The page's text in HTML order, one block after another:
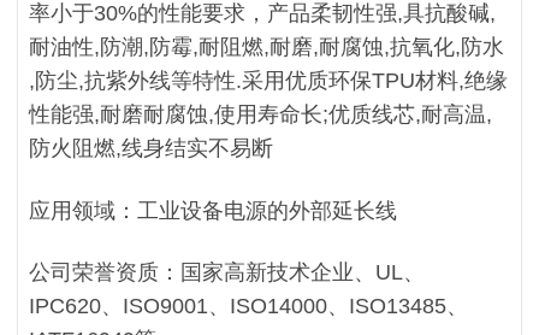
率小于30%的性能要求，产品柔韧性强,具抗酸碱,
耐油性,防潮,防霉,耐阻燃,耐磨,耐腐蚀,抗氧化,防水
,防尘,抗紫外线等特性.采用优质环保TPU材料,绝缘
性能强,耐磨耐腐蚀,使用寿命长;优质线芯,耐高温,
防火阻燃,线身结实不易断
应用领域：工业设备电源的外部延长线
公司荣誉资质：国家高新技术企业、UL、
IPC620、ISO9001、ISO14000、ISO13485、